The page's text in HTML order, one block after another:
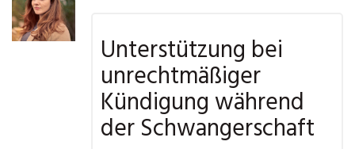
Unterstützung bei
unrechtmäßiger
Kündigung während
der Schwangerschaft